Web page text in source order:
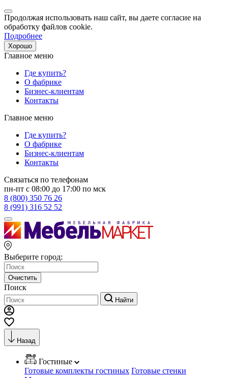
Продолжая использовать наш сайт, вы даете согласие на
обработку файлов cookie.
Подробнее
Хорошо
Главное меню
Где купить?
О фабрике
Бизнес-клиентам
Контакты
Главное меню
Где купить?
О фабрике
Бизнес-клиентам
Контакты
Связаться по телефонам
пн-пт с 08:00 до 17:00 по мск
8 (800) 350 76 26
8 (991) 316 52 52
Выберите город:
Очистить
Поиск
Найти
Назад
Гостиные
Готовые комплекты гостиных Готовые стенки